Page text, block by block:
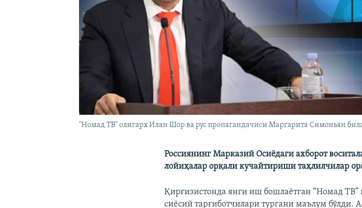
"Номад ТВ" олигарх Илан Шор ва рус пропагандачиси Маргарита Симоньян
Россиянинг Марказий Осиёдаги ахборот
лойиҳалар орқали кучайтириши таҳлилчилар
Қирғизистонда янги иш бошлаётган “Номад
сиёсий тарғиботчилари тургани маълум бўлди.